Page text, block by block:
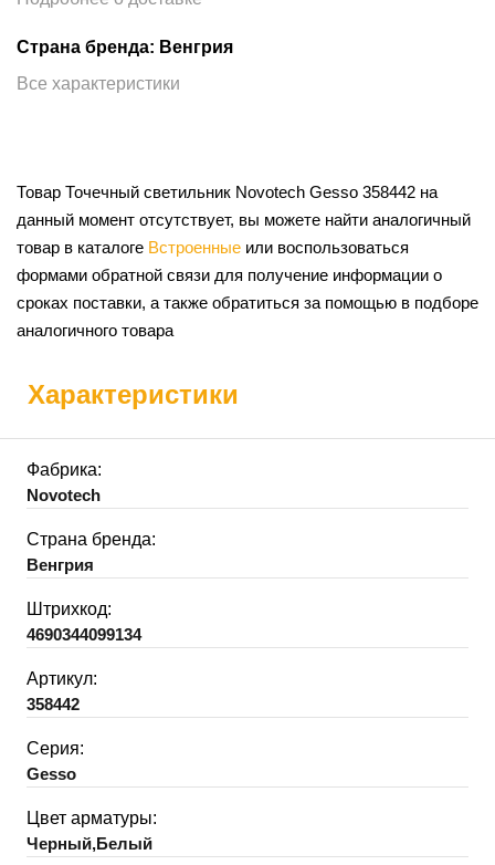
Страна бренда: Венгрия
Все характеристики
Товар Точечный светильник Novotech Gesso 358442 на
данный момент отсутствует, вы можете найти аналогичный
товар в каталоге Встроенные или воспользоваться
формами обратной связи для получение информации о
сроках поставки, а также обратиться за помощью в подборе
аналогичного товара
Характеристики
Фабрика:
Novotech
Страна бренда:
Венгрия
Штрихкод:
4690344099134
Артикул:
358442
Серия:
Gesso
Цвет арматуры:
Черный,Белый